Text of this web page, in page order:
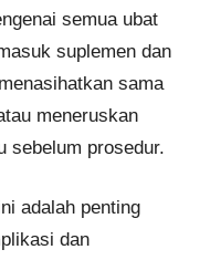
semua ubat
suplemen dan
sama
meneruskan
sebelum prosedur.
adalah penting
dan